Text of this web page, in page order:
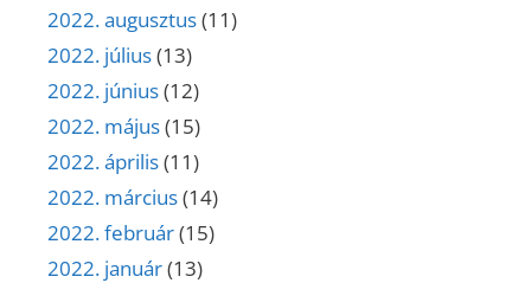
2022. augusztus(11)
2022. július(13)
2022. június(12)
2022. május(15)
2022. április(11)
2022. március(14)
2022. február(15)
2022. január(13)